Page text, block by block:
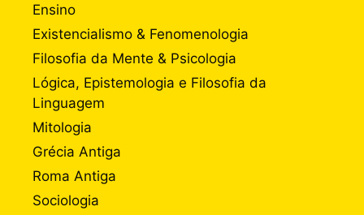
Ensino
Existencialismo & Fenomenologia
Filosofia da Mente & Psicologia
Lógica, Epistemologia e Filosofia da
Linguagem
Mitologia
Grécia Antiga
Roma Antiga
Sociologia